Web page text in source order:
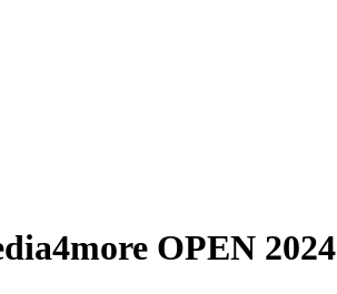
OPEN 2024